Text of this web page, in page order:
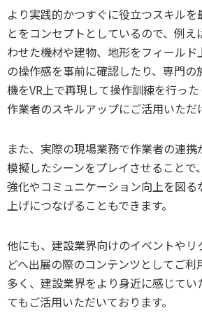
より実践的かつすぐに役立つスキルを
とをコンセプトとしているので、例
わせた機材や建物、地形をフィール
の操作感を事前に確認したり、専門
機をVR上で再現して操作訓練を行っ
作業者のスキルアップにご活用いただ
また、実際の現場業務で作業者の連
模擬したシーンをプレイさせることで
強化やコミュニケーション向上を図る
上げにつなげることもできます。
他にも、建設業界向けのイベントやリ
どへ出展の際のコンテンツとしてご利
多く、建設業界をより身近に感じてい
てもご活用いただいております。